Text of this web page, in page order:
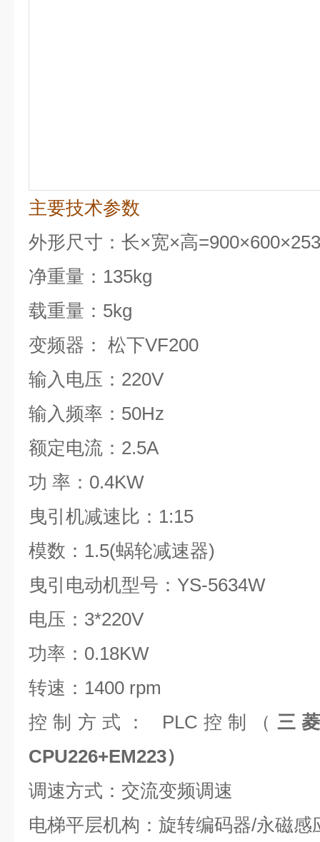
主要技术参数
外形尺寸：长×宽×高
净重量：135kg
载重量：5kg
变频器： 松下VF200
输入电压：220V
输入频率：50Hz
额定电流：2.5A
功 率：0.4KW
曳引机减速比：1:15
模数：1.5(蜗轮减速器)
曳引电动机型号：YS-5634W
电压：3*220V
功率：0.18KW
转速：1400 rpm
控制方式： PLC控制（ 三
CPU226+EM223）
调速方式：交流变频调速
电梯平层机构：旋转编码器/永磁感